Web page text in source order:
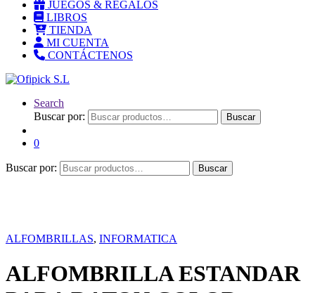
JUEGOS & REGALOS
LIBROS
TIENDA
MI CUENTA
CONTÁCTENOS
Search
Buscar por:
Buscar
0
Buscar por: Buscar
ALFOMBRILLAS, INFORMATICA
ALFOMBRILLA ESTANDAR